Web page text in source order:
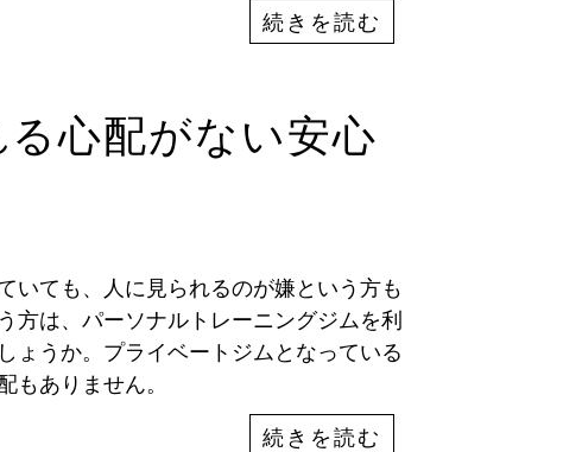
続きを読む
る心配がない安心
いても、人に見られるのが嫌という方も
方は、パーソナルトレーニングジムを利
ょうか。プライベートジムとなっている
もありません。
続きを読む